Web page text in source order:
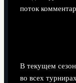
поток
В текущем
во всех